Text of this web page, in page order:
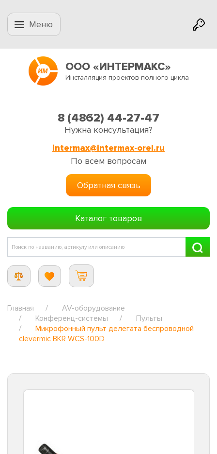
Меню
ООО «ИНТЕРМАКС»
Инсталляция проектов полного цикла
8 (4862) 44-27-47
Нужна консультация?
intermax@intermax-orel.ru
По всем вопросам
Обратная связь
Каталог товаров
Главная
AV-оборудование
Конференц-системы
Пульты
Микрофонный пульт делегата беспроводной
clevermic BKR WCS-100D